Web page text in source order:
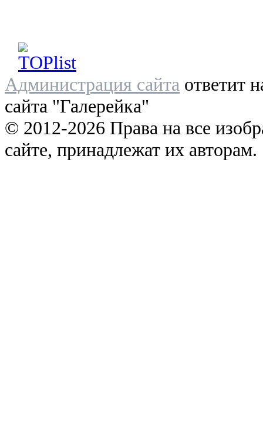
Администрация сайта ответит
сайта "Галерейка"
© 2012-2026 Права на все
сайте, принадлежат их авторам.